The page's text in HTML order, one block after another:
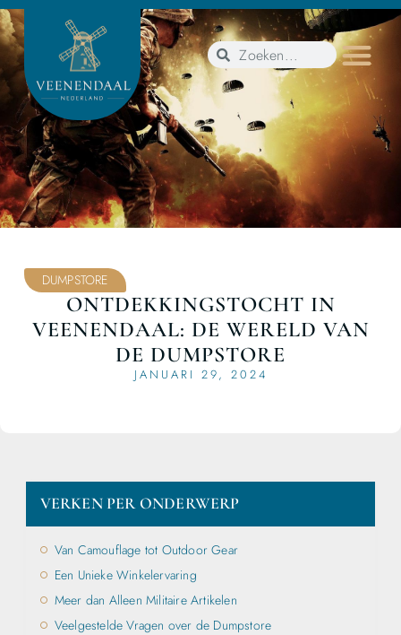
DUMPSTORE
ONTDEKKINGSTOCHT IN
VEENENDAAL: DE WERELD VAN
DE DUMPSTORE
JANUARI 29, 2024
VERKEN PER ONDERWERP
Van Camouflage tot Outdoor Gear
Een Unieke Winkelervaring
Meer dan Alleen Militaire Artikelen
Veelgestelde Vragen over de Dumpstore